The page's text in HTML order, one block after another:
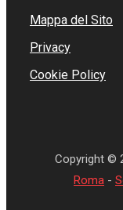
Mappa del Sito
Privacy
Cookie Policy
Copyright ©
Roma -